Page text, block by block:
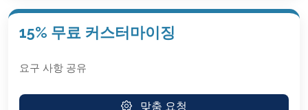
15% 무료 커스터마이징
요구 사항 공유
맞춤 요청